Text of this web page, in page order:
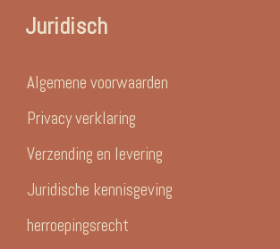
Juridisch
Algemene voorwaarden
Privacy verklaring
Verzending en levering
Juridische kennisgeving
herroepingsrecht